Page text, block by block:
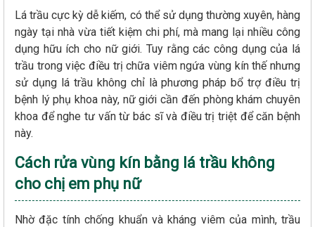
Lá trầu cực kỳ dễ kiếm, có thể sử dụng thường xuyên, hàng
ngày tại nhà vừa tiết kiệm chi phí, mà mang lại nhiều công
dụng hữu ích cho nữ giới. Tuy rằng các công dụng của lá
trầu trong việc điều trị chữa viêm ngứa vùng kín thế nhưng
sử dụng lá trầu không chỉ là phương pháp bổ trợ điều trị
bệnh lý phụ khoa này, nữ giới cần đến phòng khám chuyên
khoa để nghe tư vấn từ bác sĩ và điều trị triệt để căn bệnh
này.
Cách rửa vùng kín bằng lá trầu không
cho chị em phụ nữ
Nhờ đặc tính chống khuẩn và kháng viêm của mình, trầu